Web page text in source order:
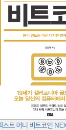
스트 머니 비트코인